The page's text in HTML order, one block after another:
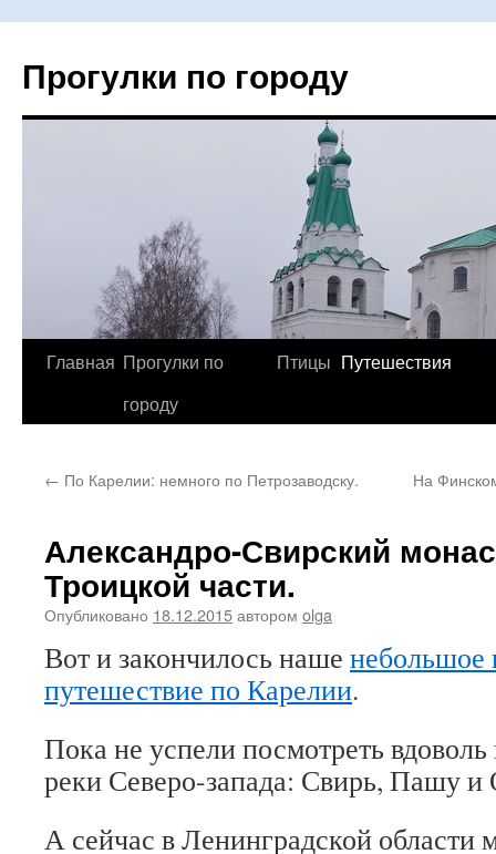
Прогулки по городу
Перейти
Главная Прогулки по
городу
Птицы Путешествия
← По Карелии: немного по Петрозаводску. На
Александро-Свирский
Троицкой части.
Опубликовано 18.12.2015автором olga
Вот и закончилось наше небольшое
путешествие по Карелии.
Пока не успели посмотреть
реки Северо-запада: Свирь, Пашу
А сейчас в Ленинградской области